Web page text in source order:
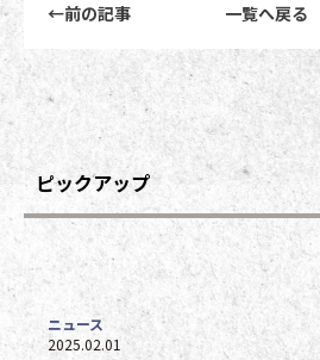
←前の記事 一覧へ戻る
ピックアップ
ニュース
2025.02.01